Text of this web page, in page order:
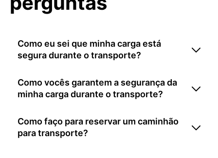
Como eu sei que minha carga está
segura durante o transporte?
Como vocês garantem a segurança da
minha carga durante o transporte?
Como faço para reservar um caminhão
para transporte?